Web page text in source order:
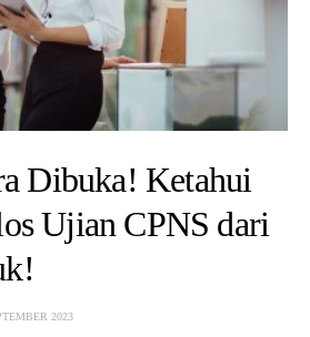
Dibuka! Ketahui
Ujian CPNS dari
2023